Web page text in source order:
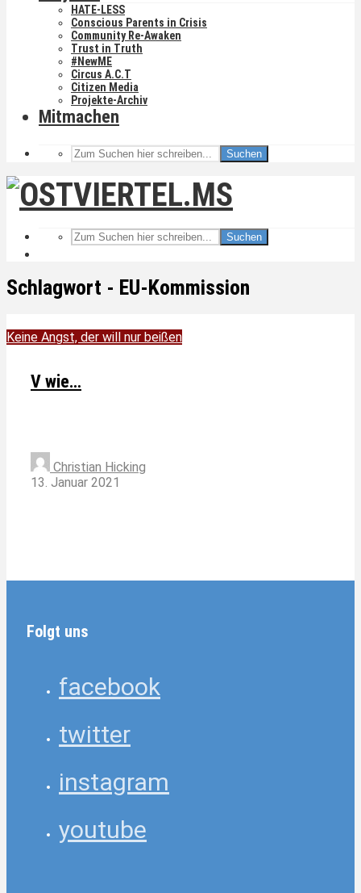
HATE-LESS
Conscious Parents in Crisis
Community Re-Awaken
Trust in Truth
#NewME
Circus A.C.T
Citizen Media
Projekte-Archiv
Mitmachen
Suchen
Suchen
Schlagwort - EU-Kommission
Keine Angst, der will nur beißen
V wie…
Christian Hicking
13. Januar 2021
Folgt uns
facebook
twitter
instagram
youtube